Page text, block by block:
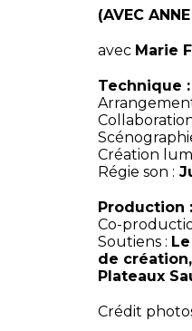
(AVEC
avec Marie
Technique :
Création
Régie son :
Production :
Co-
Soutiens :
de
Plateaux
Crédit